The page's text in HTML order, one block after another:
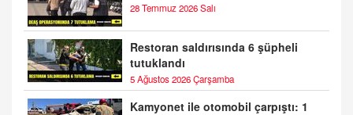
28 Temmuz 2026 Salı
Restoran saldırısında 6 şüpheli
tutuklandı
5 Ağustos 2026 Çarşamba
Kamyonet ile otomobil çarpıştı: 1